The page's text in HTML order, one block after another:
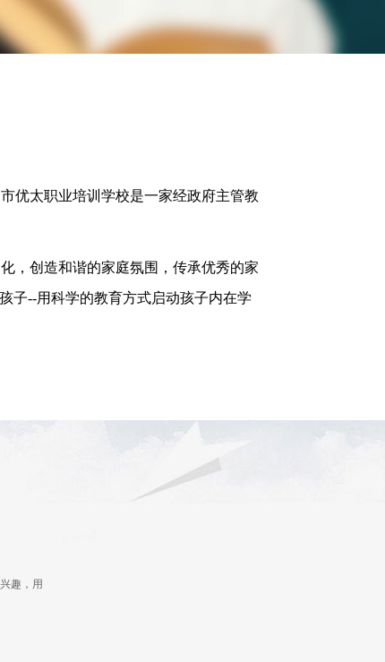
优太职业培训学校是一家经政府主管教
，创造和谐的家庭氛围，传承优秀的家
子--用科学的教育方式启动孩子内在学
趣，用